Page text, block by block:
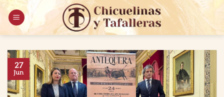
Saltar
contenido
27
Jun